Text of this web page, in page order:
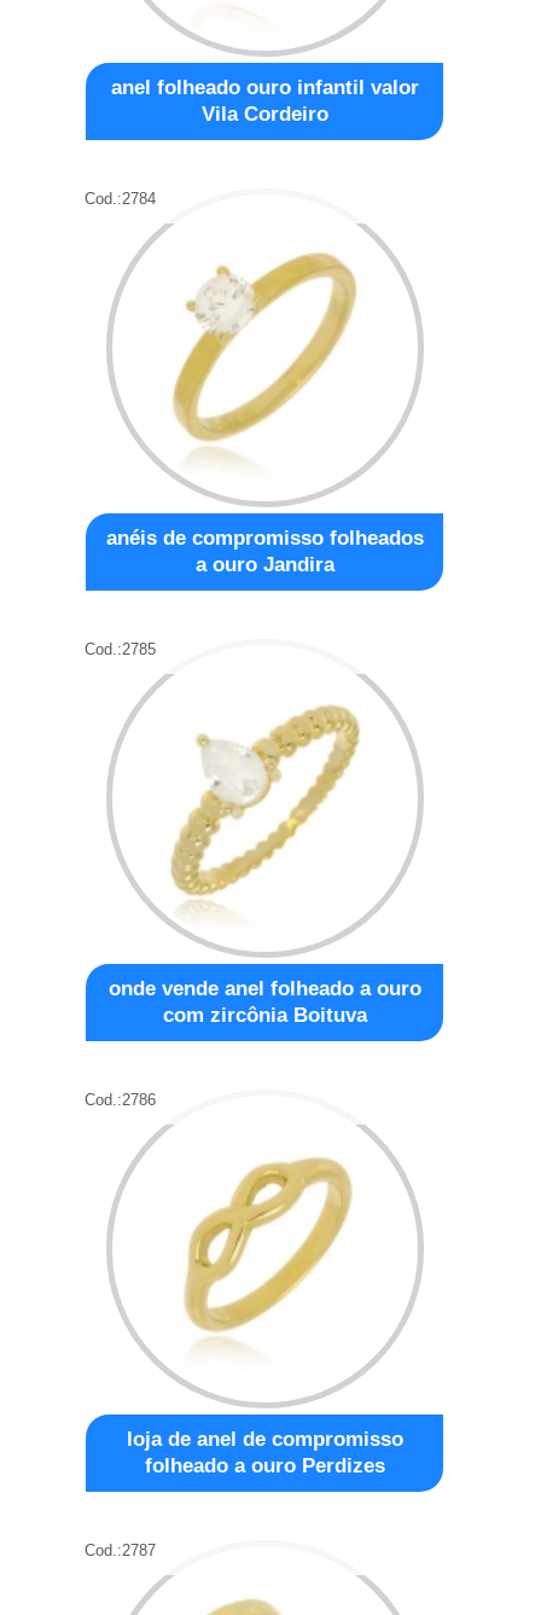
anel folheado ouro infantil valor
Vila Cordeiro
Cod.:2784
anéis de compromisso folheados
a ouro Jandira
Cod.:2785
onde vende anel folheado a ouro
com zircônia Boituva
Cod.:2786
loja de anel de compromisso
folheado a ouro Perdizes
Cod.:2787